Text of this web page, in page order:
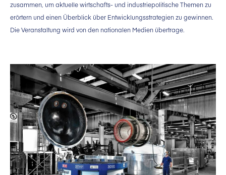
zusammen, um aktuelle wirtschafts- und industriepolitische Themen zu
erörtern und einen Überblick über Entwicklungsstrategien zu gewinnen.
Die Veranstaltung wird von den nationalen Medien übertrage.